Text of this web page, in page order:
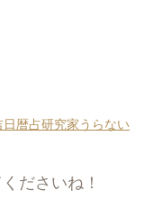
日暦占研究家うらない
ださいね！